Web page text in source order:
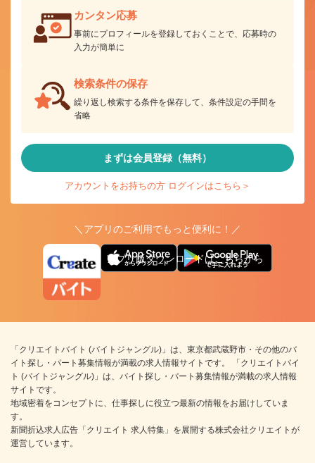
カンタン応募
事前にプロフィールを登録しておくことで、応募時の
入力が簡単に
検索条件の保存
繰り返し検索する条件を保存して、条件設定の手間を
省略
まずは会員登録（無料）
アカウントをお持ちの方 ログインはこちら＞
＼アプリのご利用でもっと便利に！／
アプリ版ダウンロードはこちらから
「クリエイトバイト (バイトジャングル)」は、東京都武蔵野市・その他のバ
イト探し・パート募集情報が満載の求人情報サイトです。 「クリエイトバイ
ト (バイトジャングル)」は、バイト探し・パート募集情報が満載の求人情報
サイトです。
地域密着をコンセプトに、仕事探しに役立つ最新の情報をお届けしていま
す。
新聞折込求人広告「クリエイト 求人特集」を展開する株式会社クリエイトが
運営しています。